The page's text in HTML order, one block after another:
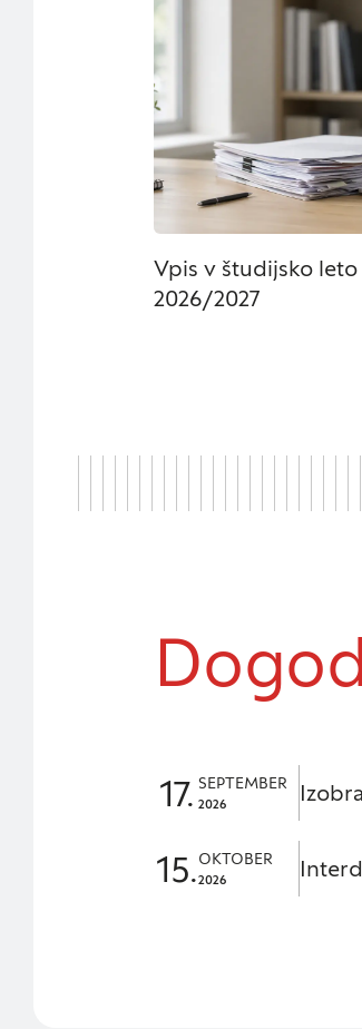
Iskanje
Vpis v študijsko leto
2026/2027
17. SEPTEMBER
2026
15.OKTOBER
2026
te
S